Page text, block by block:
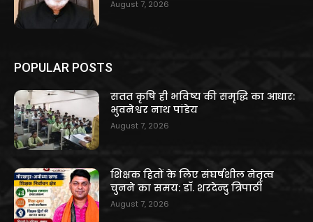
August 7, 2026
POPULAR POSTS
सतत कृषि ही भविष्य की समृद्धि का आधार:
भुवनेश्वर नाथ पांडेय
August 7, 2026
शिक्षक हितों के लिए संघर्षशील नेतृत्व
चुनने का समय: डॉ. शरदेन्दु त्रिपाठी
August 7, 2026